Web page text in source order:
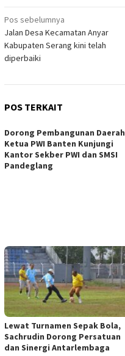
Navigasi
pos
Pos sebelumnya
Jalan Desa Kecamatan Anyar
Kabupaten Serang kini telah
diperbaiki
POS TERKAIT
Dorong Pembangunan
Ketua PWI Banten Kunjungi
Kantor Sekber PWI dan SMSI
Pandeglang
Lewat Turnamen Sepak Bola,
Sachrudin Dorong Persatuan
dan Sinergi Antarlembaga